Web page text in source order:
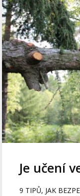
Je učení
9 TIPŮ, JAK